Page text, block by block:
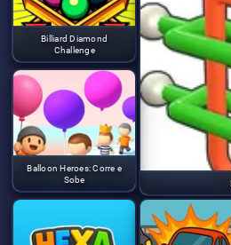
Billiard Diamond
Challenge
Balloon Heroes: Corre e
Sobe